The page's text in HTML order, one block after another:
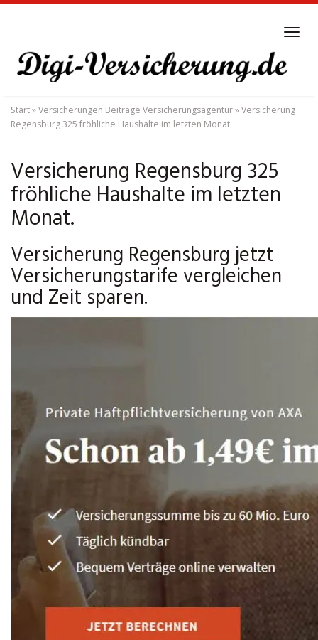
main
content
Start»Versicherungen Beiträge Versicherungsagentur»Versicherung
Regensburg 325 fröhliche Haushalte im letzten Monat.
Versicherung Regensburg 325
fröhliche Haushalte im letzten
Monat.
Versicherung Regensburg jetzt
Versicherungstarife vergleichen
und Zeit sparen.